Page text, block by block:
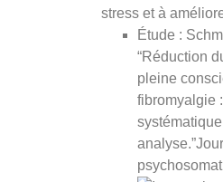
stress et à
Étude :
“Réduction
pleine
fibromyalgie